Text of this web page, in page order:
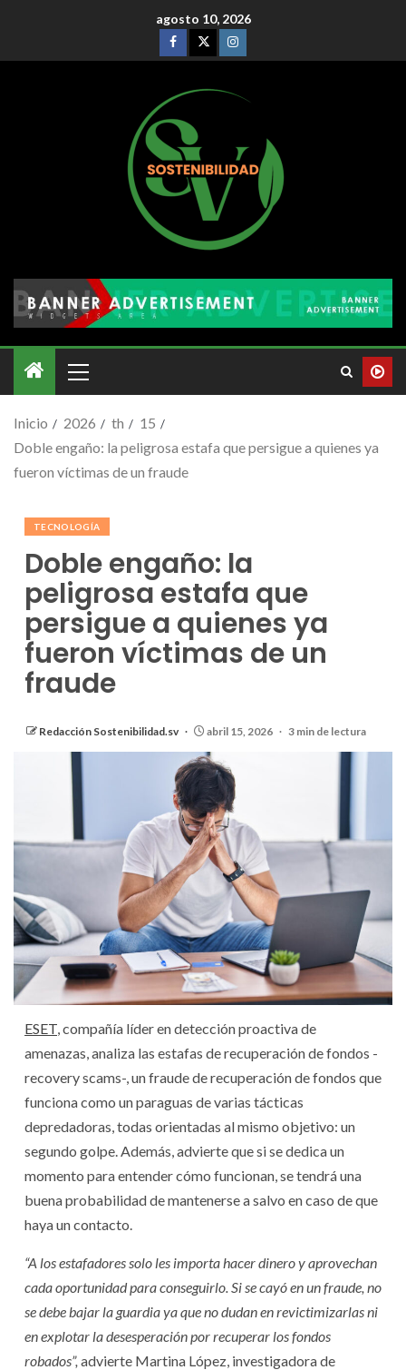
agosto 10, 2026
Inicio 2026 th
15
Doble engaño: la peligrosa estafa que persigue a quienes ya
fueron víctimas de un fraude
TECNOLOGÍA
Doble engaño: la
peligrosa estafa que
persigue a quienes ya
fueron víctimas de un
fraude
Redacción Sostenibilidad.sv abril 15, 2026 3 min de lectura
ESET, compañía líder en detección proactiva de
amenazas, analiza las estafas de recuperación de fondos -
recovery scams-, un fraude de recuperación de fondos que
funciona como un paraguas de varias tácticas
depredadoras, todas orientadas al mismo objetivo: un
segundo golpe. Además, advierte que si se dedica un
momento para entender cómo funcionan, se tendrá una
buena probabilidad de mantenerse a salvo en caso de que
haya un contacto.
“A los estafadores solo les importa hacer dinero y aprovechan
cada oportunidad para conseguirlo. Si se cayó en un fraude, no
se debe bajar la guardia ya que no dudan en revictimizarlas ni
en explotar la desesperación por recuperar los fondos
robados”, advierte Martina López, investigadora de